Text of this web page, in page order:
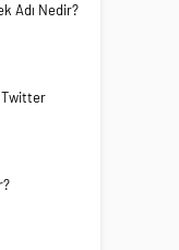
Adı Nedir?
Twitter